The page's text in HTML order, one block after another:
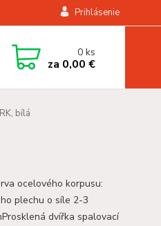
Prihlásenie
0ks
za 0,00 €
bílá
ocelového korpusu:
plechu o síle 2-3
dvířka spalovací